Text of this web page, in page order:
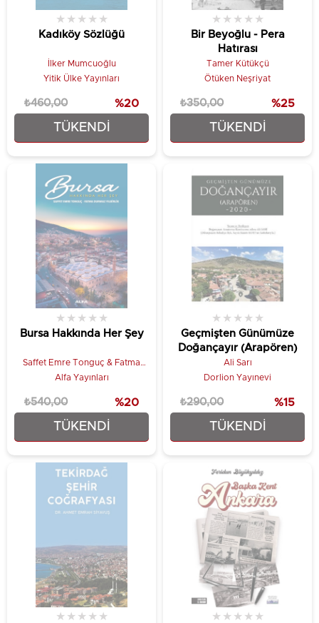
TÜKENDI
Kadıköy Sözlüğü
★ ★ ★ ★ ★
İlker Mumcuoğlu
Yitik Ülke Yayınları
₺368,00
₺460,00 %20
TÜKENDI
Bir Beyoğlu - Pera
Hatırası
★ ★ ★ ★ ★
Tamer Kütükçü
Ötüken Neşriyat
₺262,50
₺350,00 %25
TÜKENDI
Bursa Hakkında Her Şey
★ ★ ★ ★ ★
Saffet Emre Tonguç & Fatma
Durmaz Yılbirlik
Alfa Yayınları
₺432,00
₺540,00 %20
TÜKENDI
Geçmişten Günümüze
Doğançayır (Arapören)
★ ★ ★ ★ ★
Ali Sarı
Dorlion Yayınevi
₺246,50
₺290,00 %15
★ ★ ★ ★ ★ ★ ★ ★ ★ ★